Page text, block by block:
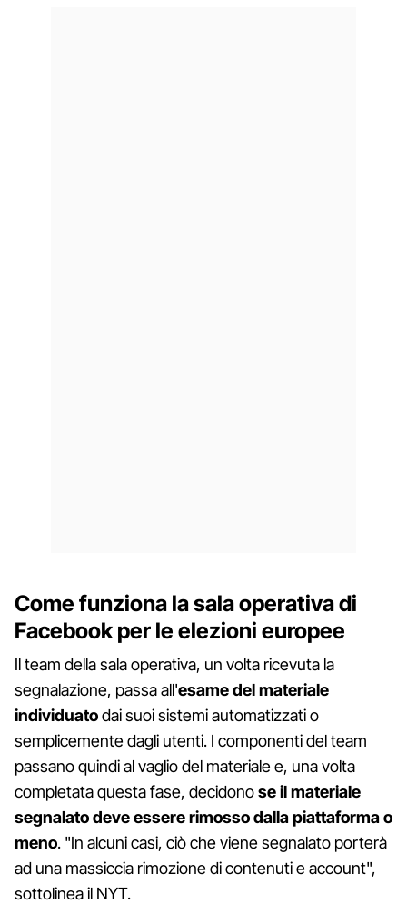
Come funziona la sala operativa di
Facebook per le elezioni europee
Il team della sala operativa, un volta ricevuta la
segnalazione, passa all'esame del materiale
individuatodai suoi sistemi automatizzati o
semplicemente dagli utenti. I componenti del team
passano quindi al vaglio del materiale e, una volta
completata questa fase, decidonose il materiale
segnalato deve essere rimosso dalla piattaforma o
meno. "In alcuni casi, ciò che viene segnalato porterà
ad una massiccia rimozione di contenuti e account",
sottolinea il NYT.